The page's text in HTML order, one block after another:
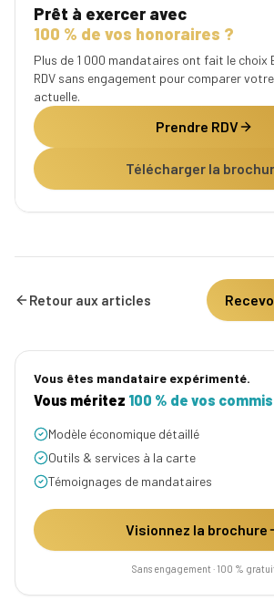
Prêt à exercer avec
100 % de vos honoraires ?
Plus de 1 000 mandataires ont fait le choix
RDV sans engagement pour comparer
actuelle.
Prendre RDV
Télécharger la
Retour aux articles
Vous êtes mandataire expérimenté.
Vous méritez 100 % de vos
Modèle économique détaillé
Outils & services à la carte
Témoignages de mandataires
Visionnez la brochure
Sans engagement · 100 %